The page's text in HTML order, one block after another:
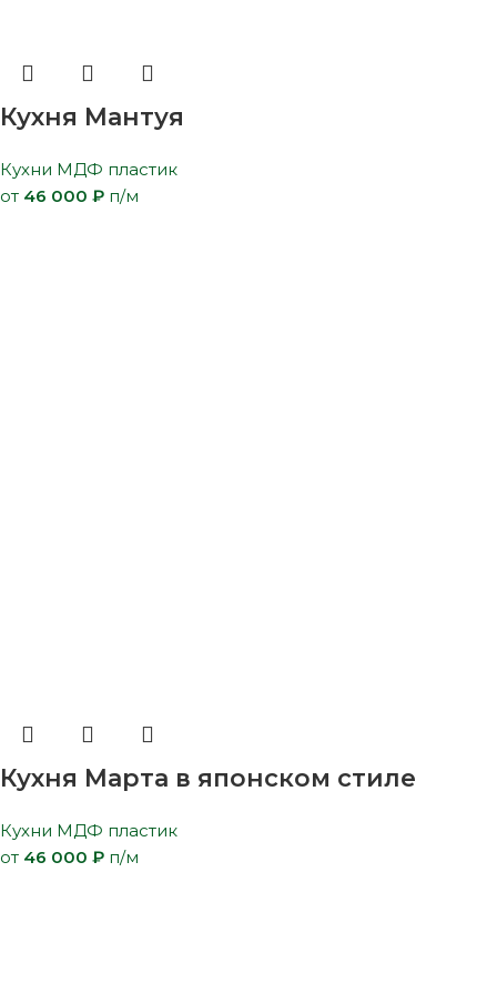
Кухня Мантуя
Кухни МДФ пластик
от 46 000 ₽ п/м
Кухня Марта в японском стиле
Кухни МДФ пластик
от 46 000 ₽ п/м